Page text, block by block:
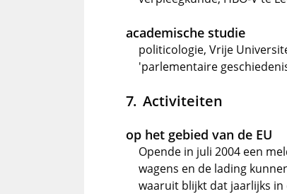
academische studie
politicologie, Vrije
'parlementaire
Activiteiten
op het gebied van de EU
Opende in juli 2004 een
wagens en de lading
waaruit blijkt dat jaarlijks